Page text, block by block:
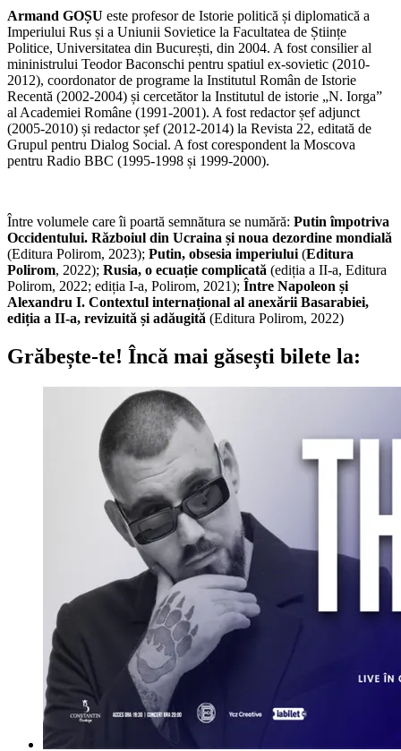
Armand GOȘU este profesor de Istorie politică și diplomatică a
Imperiului Rus și a Uniunii Sovietice la Facultatea de Științe
Politice, Universitatea din București, din 2004. A fost consilier al
mininistrului Teodor Baconschi pentru spatiul ex-sovietic (2010-
2012), coordonator de programe la Institutul Român de Istorie
Recentă (2002-2004) și cercetător la Institutul de istorie „N. Iorga”
al Academiei Române (1991-2001). A fost redactor șef adjunct
(2005-2010) și redactor șef (2012-2014) la Revista 22, editată de
Grupul pentru Dialog Social. A fost corespondent la Moscova
pentru Radio BBC (1995-1998 și 1999-2000).
Între volumele care îi poartă semnătura se numără: Putin împotriva
Occidentului. Războiul din Ucraina și noua dezordine mondială
(Editura Polirom, 2023); Putin, obsesia imperiului (Editura
Polirom, 2022); Rusia, o ecuație complicată (ediția a II-a, Editura
Polirom, 2022; ediția I-a, Polirom, 2021); Între Napoleon și
Alexandru I. Contextul internațional al anexării Basarabiei,
ediția a II-a, revizuită și adăugită (Editura Polirom, 2022)
Grăbește-te! Încă mai găsești bilete la: